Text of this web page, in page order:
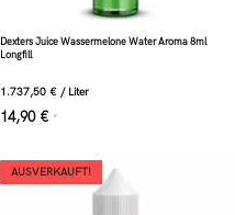
Dexters Juice Wassermelone Water Aroma 8ml
Longfill
1.737,50 € / Liter
14,90 € *
AUSVERKAUFT!